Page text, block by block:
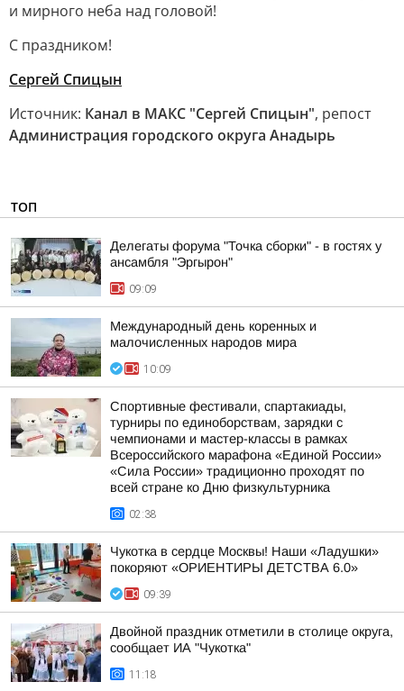
и мирного неба над головой!
С праздником!
Сергей Спицын
Источник: Канал в МАКС "Сергей Спицын", репост
Администрация городского округа Анадырь
ТОП
Делегаты форума "Точка сборки" - в гостях у
ансамбля "Эргырон"
09:09
Международный день коренных и
малочисленных народов мира
10:09
Спортивные фестивали, спартакиады,
турниры по единоборствам, зарядки с
чемпионами и мастер-классы в рамках
Всероссийского марафона «Единой России»
«Сила России» традиционно проходят по
всей стране ко Дню физкультурника
02:38
Чукотка в сердце Москвы! Наши «Ладушки»
покоряют «ОРИЕНТИРЫ ДЕТСТВА 6.0»
09:39
Двойной праздник отметили в столице округа,
сообщает ИА "Чукотка"
11:18